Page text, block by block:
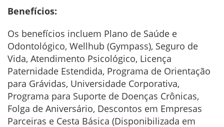
Benefícios:
Os benefícios incluem Plano de Saúde e
Odontológico, Wellhub (Gympass), Seguro de
Vida, Atendimento Psicológico, Licença
Paternidade Estendida, Programa de Orientação
para Grávidas, Universidade Corporativa,
Programa para Suporte de Doenças Crônicas,
Folga de Aniversário, Descontos em Empresas
Parceiras e Cesta Básica (Disponibilizada em